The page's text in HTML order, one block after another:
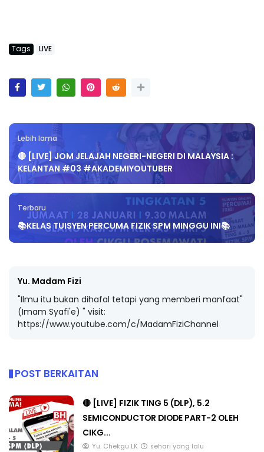
Tags LIVE
Lebih lama
🔴 [LIVE] JOM JELAJAH NEGERI-NEGERI DI MALAYSIA :
KELANTAN #03 #AKADEMIYOUTUBER
Terbaru
📚KELAS TUISYEN PERCUMA FIZIK SPM MINGGU INI📚
Yu. Madam Fizi
"Ilmu itu bukan dihafal tetapi yang memberi manfaat"
(Imam Syafi'e) " visit:
https://www.youtube.com/c/MadamFiziChannel
POST BERKAITAN
🔴 [LIVE] FIZIK TING 5 (DLP), 5.2
SEMICONDUCTOR DIODE PART-2 OLEH
CIKG...
Yu. Chekgu LK sehari yang lalu